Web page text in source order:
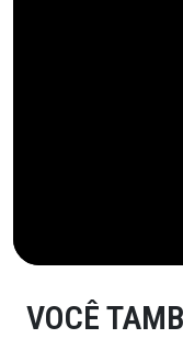
VOCÊ